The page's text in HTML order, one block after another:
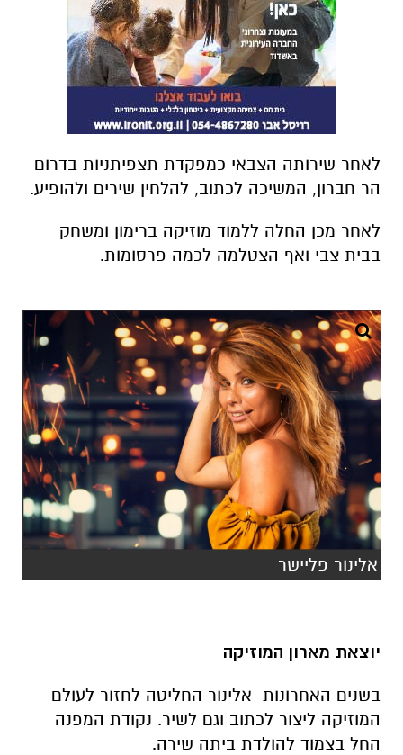
לאחר שירותה הצבאי כמפקדת תצפיתניות בדרום
הר חברון, המשיכה לכתוב, להלחין שירים ולהופיע.
לאחר מכן החלה ללמוד מוזיקה ברימון ומשחק
בבית צבי ואף הצטלמה לכמה פרסומות.
אלינור פליישר
יוצאת מארון המוזיקה
בשנים האחרונות אלינור החליטה לחזור לעולם
המוזיקה ליצור לכתוב וגם לשיר. נקודת המפנה
החל בצמוד להולדת ביתה שירה.